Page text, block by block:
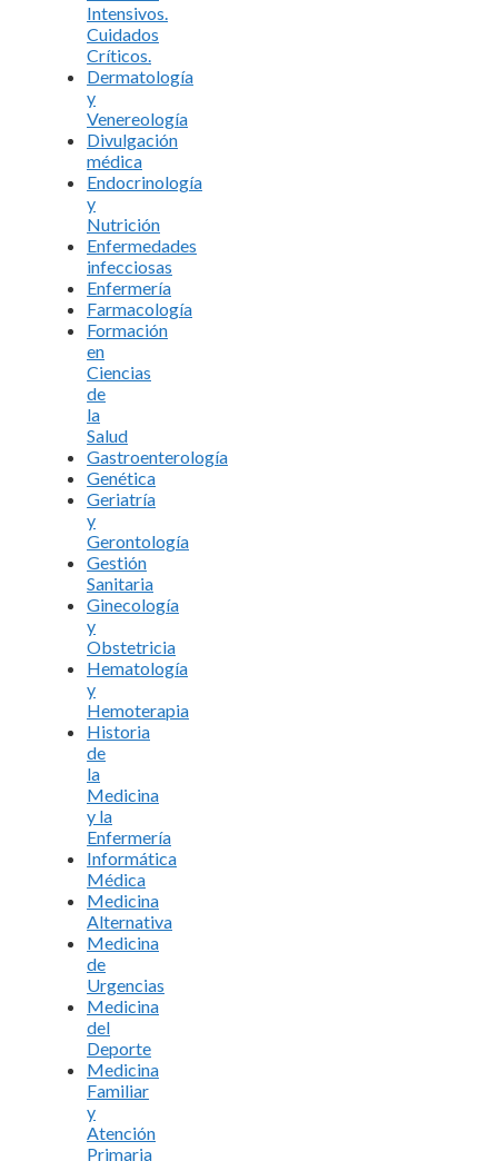
Intensivos.
Cuidados
Críticos.
Dermatología
y
Venereología
Divulgación
médica
Endocrinología
y
Nutrición
Enfermedades
infecciosas
Enfermería
Farmacología
Formación
en
Ciencias
de
la
Salud
Gastroenterología
Genética
Geriatría
y
Gerontología
Gestión
Sanitaria
Ginecología
y
Obstetricia
Hematología
y
Hemoterapia
Historia
de
la
Medicina
y la
Enfermería
Informática
Médica
Medicina
Alternativa
Medicina
de
Urgencias
Medicina
del
Deporte
Medicina
Familiar
y
Atención
Primaria